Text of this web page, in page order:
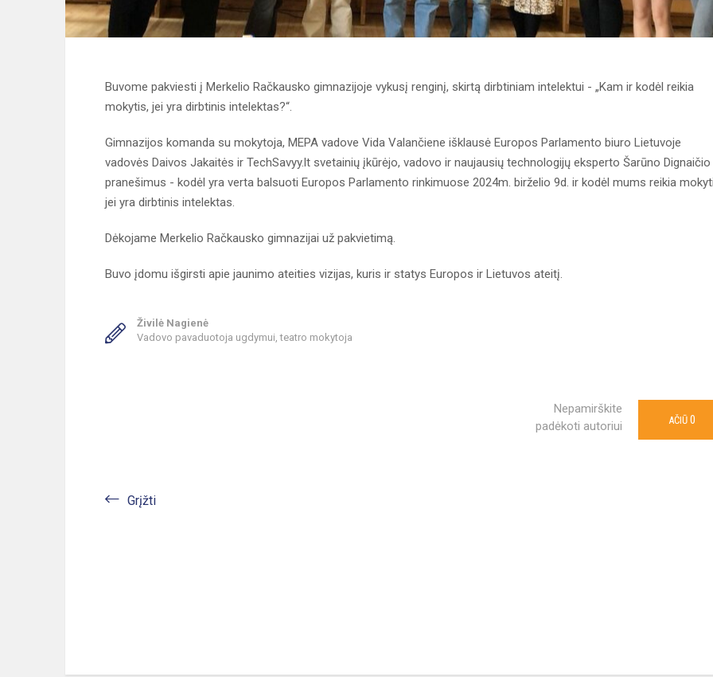
Buvome pakviesti į Merkelio Račkausko gimnazijoje vykusį renginį, skirtą dirbtiniam intelektui - „Kam ir kodėl reikia
mokytis, jei yra dirbtinis intelektas?“.
Gimnazijos komanda su mokytoja, MEPA vadove Vida Valančiene išklausė Europos Parlamento biuro Lietuvoje
vadovės Daivos Jakaitės ir TechSavyy.lt svetainių įkūrėjo, vadovo ir naujausių technologijų eksperto Šarūno Dignaičio
pranešimus - kodėl yra verta balsuoti Europos Parlamento rinkimuose 2024m. birželio 9d. ir kodėl mums reikia
jei yra dirbtinis intelektas.
Dėkojame Merkelio Račkausko gimnazijai už pakvietimą.
Buvo įdomu išgirsti apie jaunimo ateities vizijas, kuris ir statys Europos ir Lietuvos ateitį.
Živilė Nagienė
Vadovo pavaduotoja ugdymui, teatro mokytoja
Nepamirškite
padėkoti autoriui
AČIŪ 0
Grįžti